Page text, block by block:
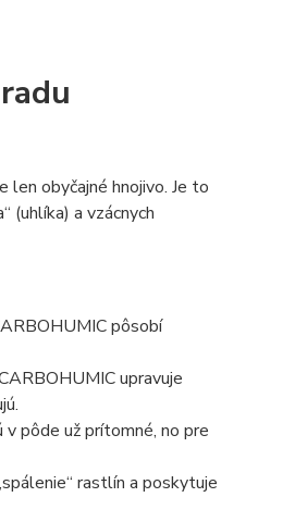
len obyčajné hnojivo. Je to
(uhlíka) a vzácnych
pôsobí
upravuje
v pôde už prítomné, no pre
rastlín a poskytuje